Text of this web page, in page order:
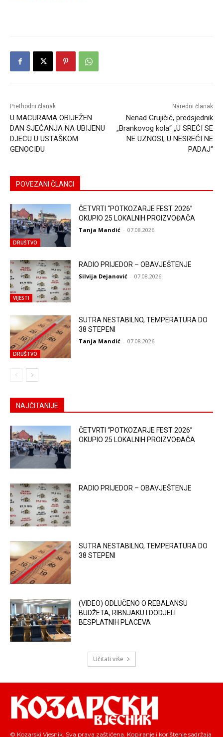
Prethodni članak
U MACURAMA OBIJEŽEN
DAN SJEĆANJA NA UBIJENU
DJECU U USTAŠKOM
GENOCIDU
Naredni članak
Nenad Grujičić, predsjednik
„Brankovog kola“ „U SREĆI SE
NE UZNOSI, U NESREĆI NE
PADAJ“
POVEZANI ČLANCI
DRUŠTVO
ČETVRTI “POTKOZARJE FEST 2026”
OKUPIO 25 LOKALNIH PROIZVOĐAČA
Tanja Mandić - 07.08.2026.
VIJESTI
RADIO PRIJEDOR – OBAVJEŠTENJE
Silvija Dejanović - 07.08.2026.
DRUŠTVO
SUTRA NESTABILNO, TEMPERATURA DO
38 STEPENI
Tanja Mandić - 07.08.2026.
NAJČITANIJE
ČETVRTI “POTKOZARJE FEST 2026”
OKUPIO 25 LOKALNIH PROIZVOĐAČA
RADIO PRIJEDOR – OBAVJEŠTENJE
SUTRA NESTABILNO, TEMPERATURA DO
38 STEPENI
(VIDEO) ODLUČENO O REBALANSU
BUDŽETA, RIBNJAKU I DODJELI
BESPLATNIH PLACEVA
Učitati više
© Kozarski Vjesnik. Sva prava zaštićena. Kopiranje i korištenje sadržaja